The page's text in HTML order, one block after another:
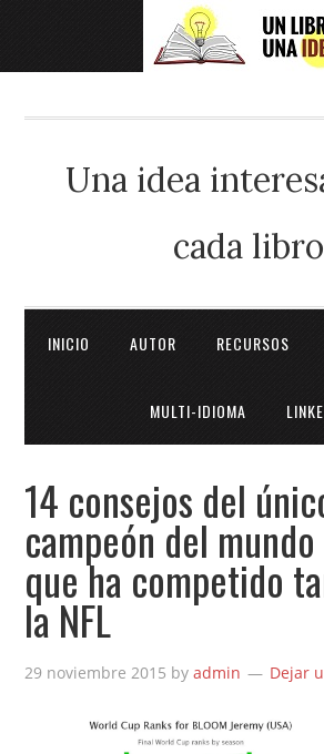
Una idea
cada libro
INICIO AUTOR RECURSOS
MULTI-IDIOMA
14 consejos del
campeón del
que ha competido
la NFL
29 noviembre 2015 byadmin Dejar